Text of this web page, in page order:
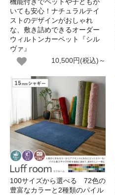
いても安心！ナチュラルテイ
ストのデザインがおしゃれ
な、敷き詰めできるオーダー
ウィルトンカーペット『シル
ヴァ』
10,500円(税込)～
100サイズから選べる 72色の
豊富なカラーと2種類のパイル